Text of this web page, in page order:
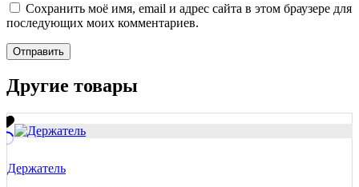
Сохранить моё имя, email и адрес сайта в этом браузере для
последующих моих комментариев.
Отправить
Другие товары
Держатель